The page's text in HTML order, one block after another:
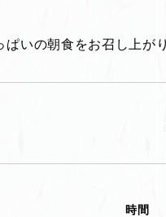
いの朝食をお召し上が
時間